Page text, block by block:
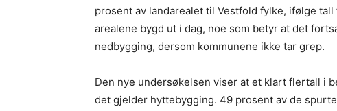
prosent av landarealet til Vestfold fylke, ifølge
arealene bygd ut i dag, noe som betyr at det
nedbygging, dersom kommunene ikke tar grep.
Den nye undersøkelsen viser at et klart flertall i
det gjelder hyttebygging. 49 prosent av de